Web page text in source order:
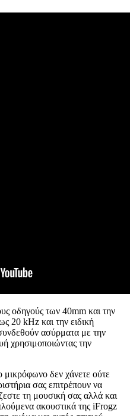
οδηγούς των 40mm και την
20 kHz και την ειδική
ασύρματα με την
χρησιμοποιώντας την
δεν χάνετε ούτε
σας επιτρέπουν να
τη μουσική σας αλλά και
ακουστικά της iFrogz